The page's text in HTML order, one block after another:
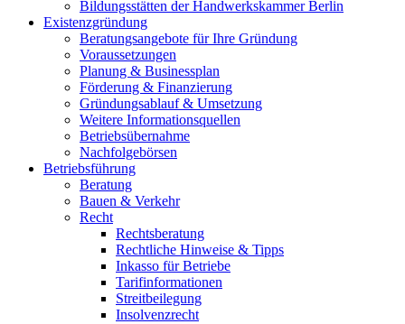
Bildungsstätten der Handwerkskammer Berlin
Existenzgründung
Beratungsangebote für Ihre Gründung
Voraussetzungen
Planung & Businessplan
Förderung & Finanzierung
Gründungsablauf & Umsetzung
Weitere Informationsquellen
Betriebsübernahme
Nachfolgebörsen
Betriebsführung
Beratung
Bauen & Verkehr
Recht
Rechtsberatung
Rechtliche Hinweise & Tipps
Inkasso für Betriebe
Tarifinformationen
Streitbeilegung
Insolvenzrecht